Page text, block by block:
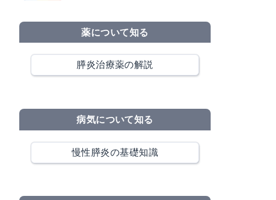
薬について知る
膵炎治療薬の解説
病気について知る
慢性膵炎の基礎知識